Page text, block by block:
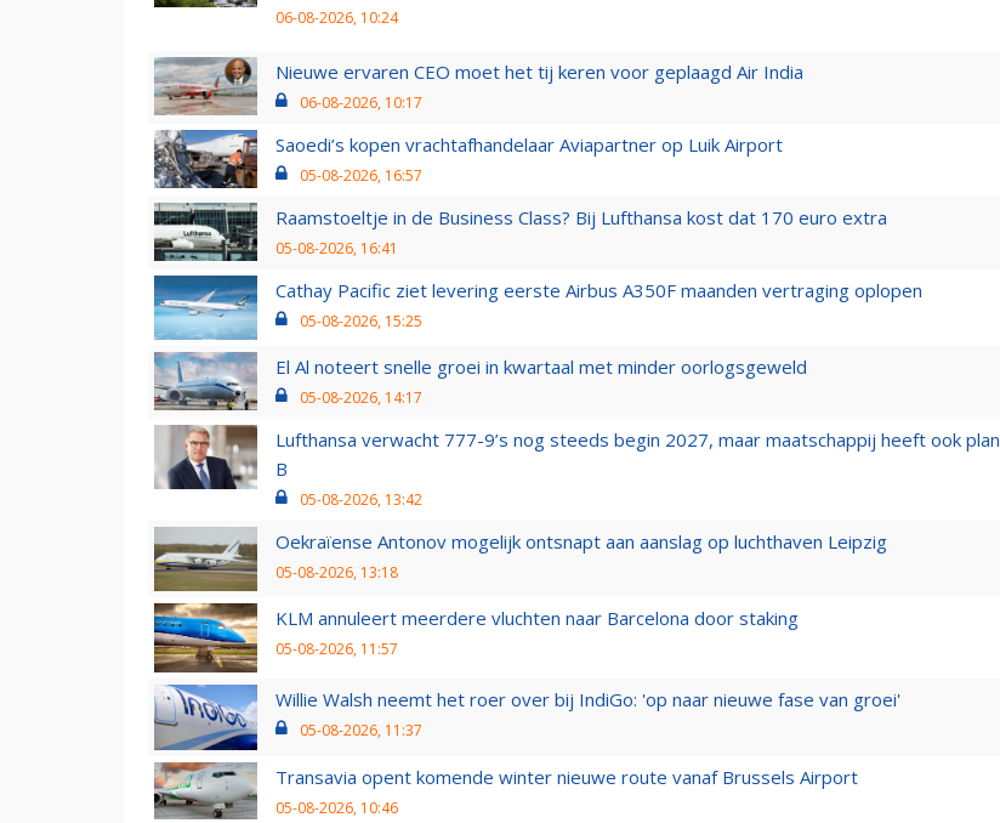
06-08-2026, 10:24
Nieuwe ervaren CEO moet het tij keren voor geplaagd Air India
06-08-2026, 10:17
Saoedi’s kopen vrachtafhandelaar Aviapartner op Luik Airport
05-08-2026, 16:57
Raamstoeltje in de Business Class? Bij Lufthansa kost dat 170 euro extra
05-08-2026, 16:41
Cathay Pacific ziet levering eerste Airbus A350F maanden vertraging oplopen
05-08-2026, 15:25
El Al noteert snelle groei in kwartaal met minder oorlogsgeweld
05-08-2026, 14:17
Lufthansa verwacht 777-9’s nog steeds begin 2027, maar maatschappij heeft ook plan
B
05-08-2026, 13:42
Oekraïense Antonov mogelijk ontsnapt aan aanslag op luchthaven Leipzig
05-08-2026, 13:18
KLM annuleert meerdere vluchten naar Barcelona door staking
05-08-2026, 11:57
Willie Walsh neemt het roer over bij IndiGo: 'op naar nieuwe fase van groei'
05-08-2026, 11:37
Transavia opent komende winter nieuwe route vanaf Brussels Airport
05-08-2026, 10:46